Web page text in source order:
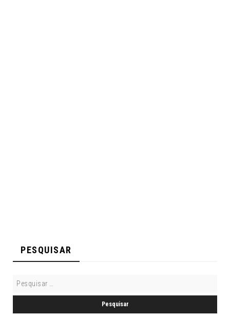
PESQUISAR